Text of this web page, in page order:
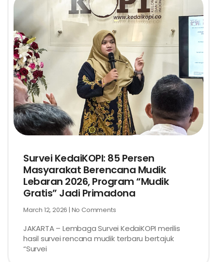
Survei KedaiKOPI: 85 Persen
Masyarakat Berencana Mudik
Lebaran 2026, Program “Mudik
Gratis” Jadi Primadona
March 12, 2026 No Comments
JAKARTA – Lembaga Survei KedaiKOPI merilis
hasil survei rencana mudik terbaru bertajuk
“Survei